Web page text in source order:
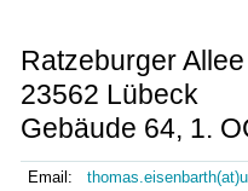
Ratzeburger
23562 Lübeck
Gebäude 64, 1.
Email: